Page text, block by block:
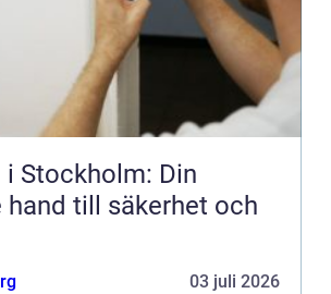
i Stockholm: Din
hand till säkerhet och
03 juli 2026